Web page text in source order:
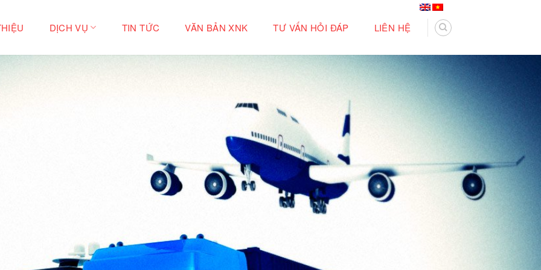
DỊCH VỤ TIN TỨC VĂN BẢN XNK TƯ VẤN HỎI ĐÁP LIÊN HỆ